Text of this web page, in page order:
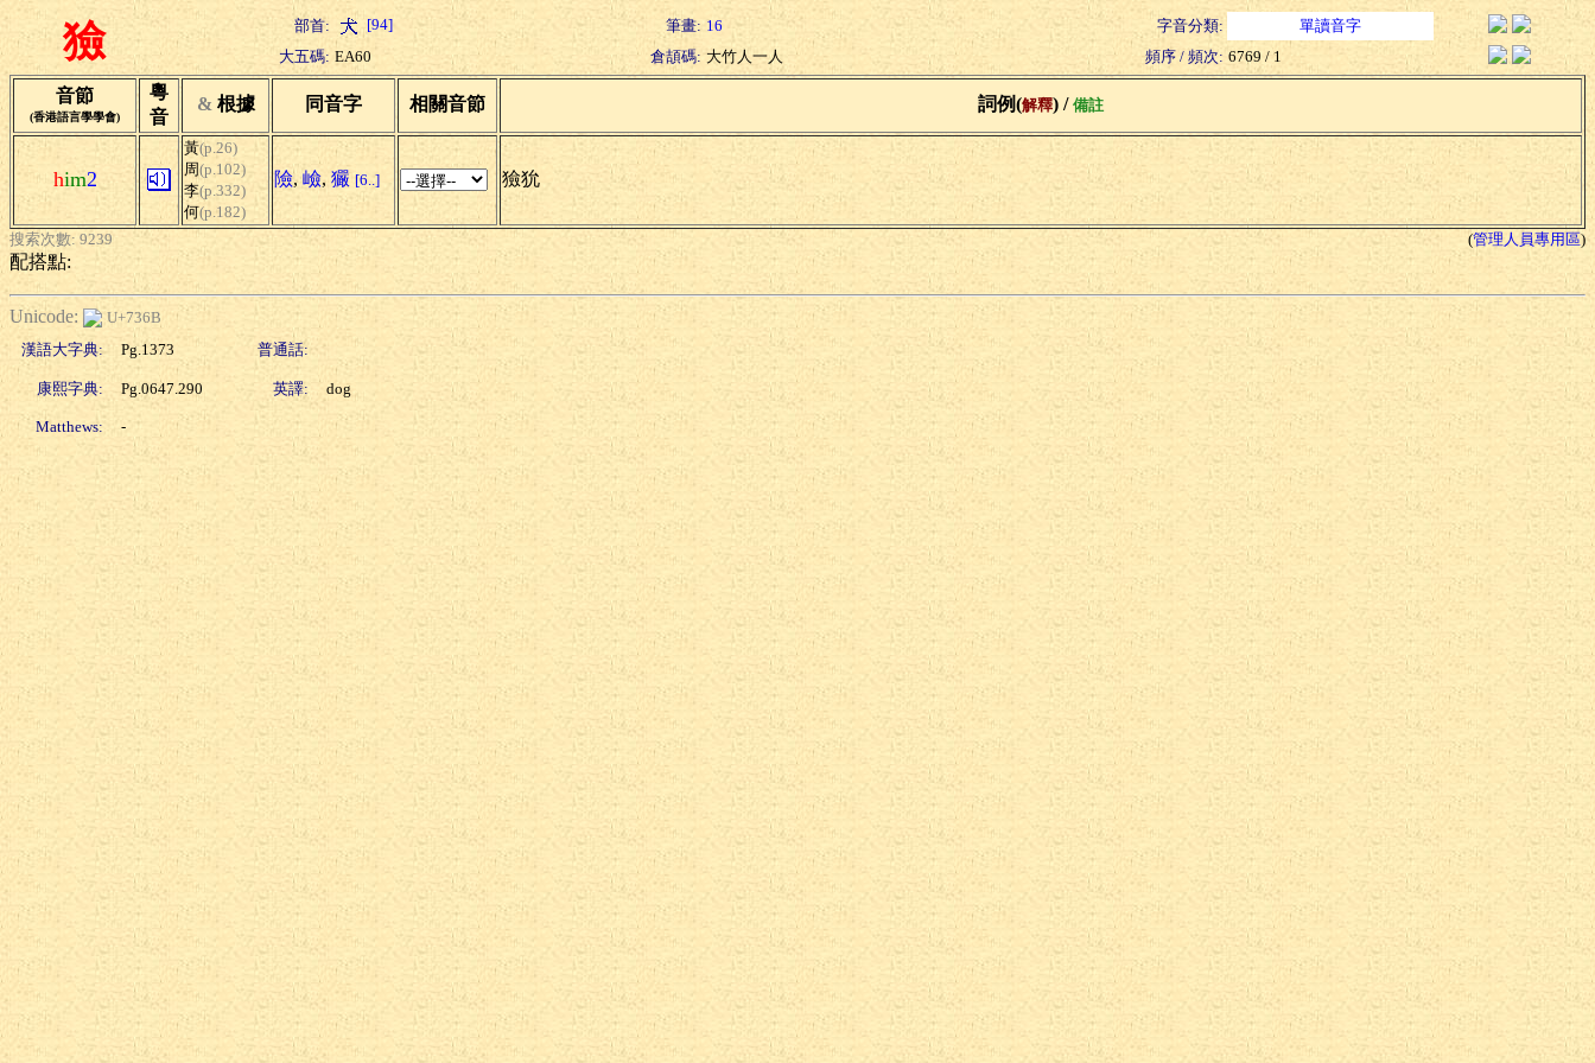
獫 部首: [94] 筆畫: 16 字音分類:
單讀音字
大五碼: EA60 倉頡碼: 大竹人一人 頻序 / 頻次: 6769 / 1
音節
(香港語言學學會)
粵
音
& 根據 同音字 相關音節 詞例(解釋) / 備註
him2
黃(p.26)
周(p.102)
李(p.332)
何(p.182)
險, 嶮, 玁 [6..] 獫狁
搜索次數: 9239 (管理人員專用區)
配搭點:
Unicode:
U+736B
漢語大字典:
Pg.1373 普通話:
康熙字典: Pg.0647.290 英譯: dog
Matthews: -